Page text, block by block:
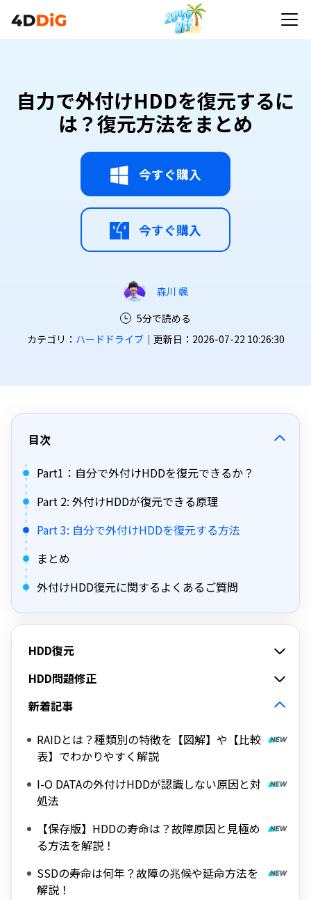
自力で外付けHDDを復元するに
は？復元方法をまとめ
今すぐ購入
今すぐ購入
森川 颯
5分で読める
カテゴリ： ハードドライブ｜更新日：2026-07-22 10:26:30
目次
Part1：自分で外付けHDDを復元できるか？
Part 2: 外付けHDDが復元できる原理
Part 3: 自分で外付けHDDを復元する方法
まとめ
外付けHDD復元に関するよくあるご質問
HDD復元
HDD問題修正
新着記事
RAIDとは？種類別の特徴を【図解】や【比較
表】でわかりやすく解説
I-O DATAの外付けHDDが認識しない原因と対
処法
【保存版】HDDの寿命は？故障原因と見極め
る方法を解説！
SSDの寿命は何年？故障の兆候や延命方法を
解説！